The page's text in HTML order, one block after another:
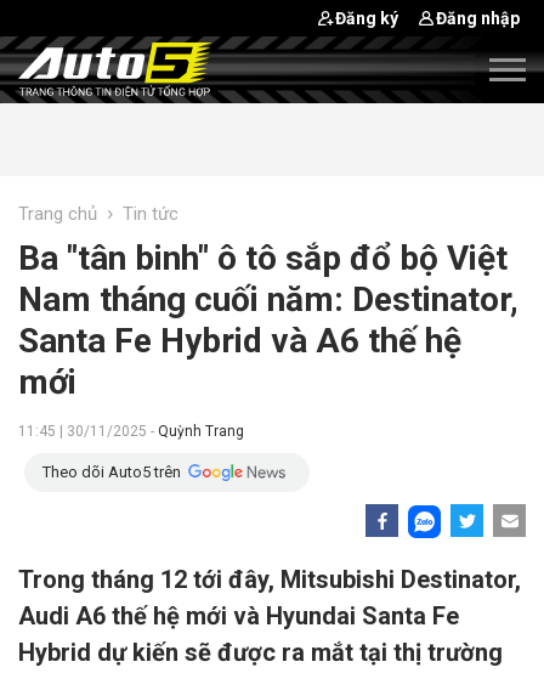
Đăng ký Đăng nhập
Trang chủ › Tin tức
Ba "tân binh" ô tô sắp đổ bộ Việt
Nam tháng cuối năm: Destinator,
Santa Fe Hybrid và A6 thế hệ
mới
11:45 | 30/11/2025 - Quỳnh Trang
Theo dõi Auto5 trên
Trong tháng 12 tới đây, Mitsubishi Destinator,
Audi A6 thế hệ mới và Hyundai Santa Fe
Hybrid dự kiến sẽ được ra mắt tại thị trường